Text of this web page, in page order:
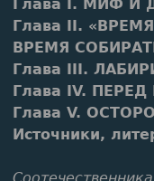
Глава I. МИФ И
Глава II.
ВРЕМЯ
Глава III.
Глава IV.
Глава V.
Источники,